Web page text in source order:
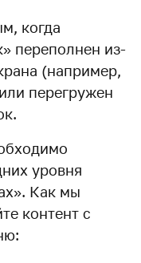
когда
переполнен из-
(например,
перегружен
уровня
Как мы
контент с